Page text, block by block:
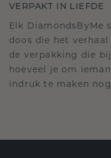
VERPAKT IN LIEFDE
Elk DiamondsByMe
doos die het
de verpakking die
hoeveel je om
indruk te maken